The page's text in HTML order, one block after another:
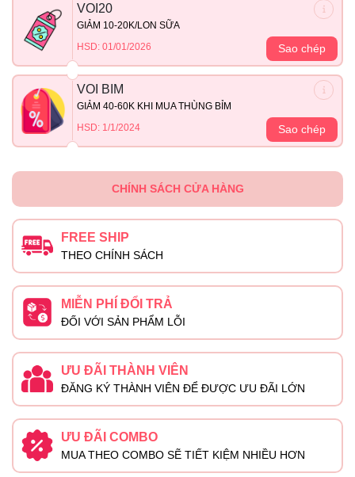
VOI20
GIẢM 10-20K/LON SỮA
HSD: 01/01/2026
Sao chép
VOI BIM
GIẢM 40-60K KHI MUA THÙNG BỈM
HSD: 1/1/2024
Sao chép
CHÍNH SÁCH CỬA HÀNG
FREE SHIP
THEO CHÍNH SÁCH
MIỄN PHÍ ĐỔI TRẢ
ĐỐI VỚI SẢN PHẨM LỖI
ƯU ĐÃI THÀNH VIÊN
ĐĂNG KÝ THÀNH VIÊN ĐỂ ĐƯỢC ƯU ĐÃI LỚN
ƯU ĐÃI COMBO
MUA THEO COMBO SẼ TIẾT KIỆM NHIỀU HƠN